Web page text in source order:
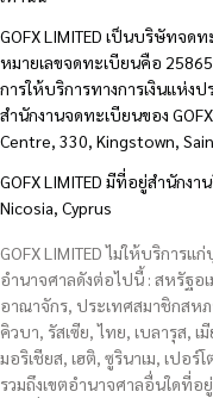
GOFX LIMITED เป็นบริษัทจด
หมายเลขจดทะเบียนคือ
การให้บริการทางการเงินแห่งป
สำนักงานจดทะเบียนของ
Centre, 330, Kingstown,
GOFX LIMITED มีที่อยู่สำนักง
Nicosia, Cyprus
GOFX LIMITED ไม่ให้บริกา
อำนาจศาลดังต่อไปนี้ : สหรัฐอ
อาณาจักร, ประเทศสมาชิกสห
คิวบา, รัสเซีย, ไทย, เบลารุส,
มอริเชียส, เฮติ, ซูรินาเม, เปอ
รวมถึงเขตอำนาจศาลอื่นใดที่อ